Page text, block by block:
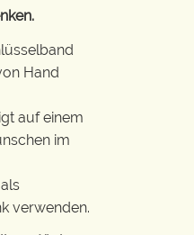
Hand
auf einem
im
verwenden.